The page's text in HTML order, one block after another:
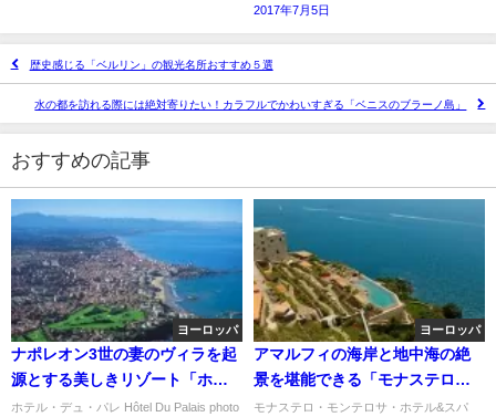
2017年7月5日
歴史感じる「ベルリン」の観光名所おすすめ５選
水の都を訪れる際には絶対寄りたい！カラフルでかわいすぎる「ベニスのブラーノ島」
おすすめの記事
ヨーロッパ
ナポレオン3世の妻のヴィラを起
源とする美しきリゾート「ホテ
ル・デュ・パレ」
ホテル・デュ・パレ Hôtel Du Palais photo
ヨーロッパ
アマルフィの海岸と地中海の絶
景を堪能できる「モナステロ・
モンテロサ・ホテル&スパ」
モナステロ・モンテロサ・ホテル&スパ